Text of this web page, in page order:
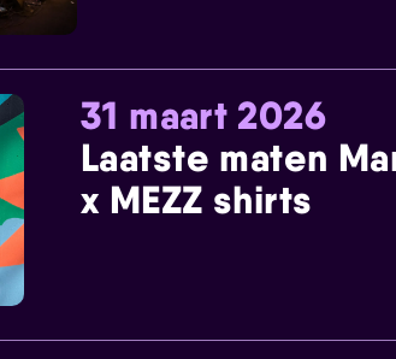
31 maart 2026
Laatste maten
x MEZZ shirts